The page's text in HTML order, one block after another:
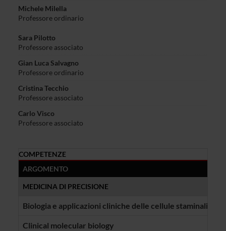
Michele Milella
Professore ordinario
Sara Pilotto
Professore associato
Gian Luca Salvagno
Professore ordinario
Cristina Tecchio
Professore associato
Carlo Visco
Professore associato
COMPETENZE
ARGOMENTO
MEDICINA DI PRECISIONE
Biologia e applicazioni cliniche delle cellule staminali
Clinical molecular biology